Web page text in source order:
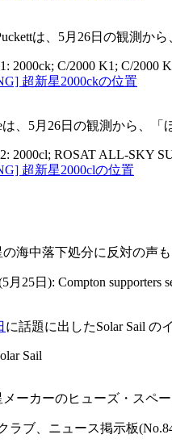
は、5月26日の観測か
2000ck; C/2000 K1; C/2000
超新星2000ckの位置
は、5月26日の観測から、
2000cl; ROSAT ALL-SKY
超新星2000clの位置
海中落下処分に反対の声も
月25日): Compton supporters
に話題に出したSolar Sail の
Sail
ーカーのヒューズ・スペ
ラブ、ニュース掲示板